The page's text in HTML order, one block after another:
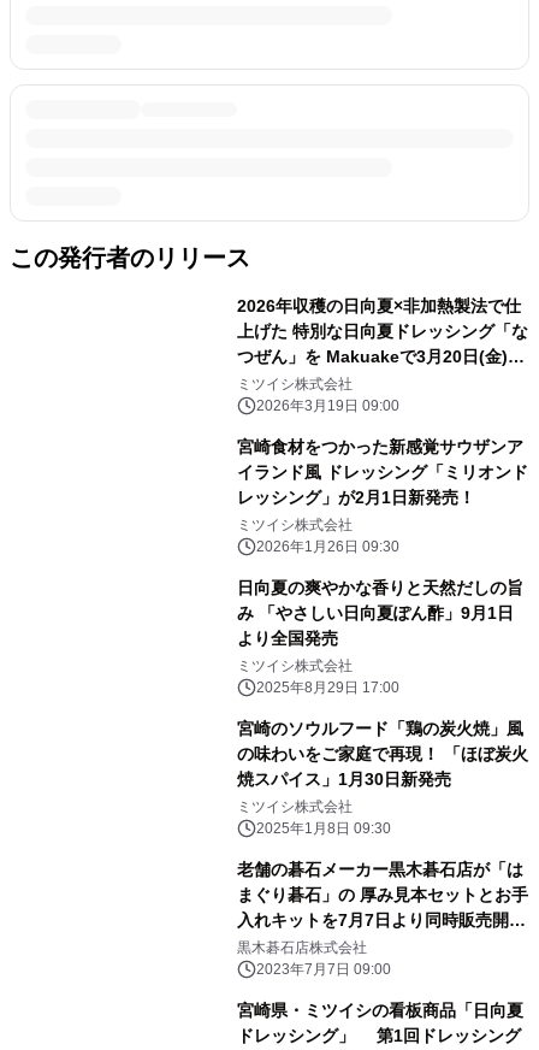
この発行者のリリース
2026年収穫の日向夏×非加熱製法で仕
上げた 特別な日向夏ドレッシング「な
つぜん」を Makuakeで3月20日(金)か
ら先行販売開始
ミツイシ株式会社
2026年3月19日 09:00
宮崎食材をつかった新感覚サウザンア
イランド風 ドレッシング「ミリオンド
レッシング」が2月1日新発売！
ミツイシ株式会社
2026年1月26日 09:30
日向夏の爽やかな香りと天然だしの旨
み 「やさしい日向夏ぽん酢」9月1日
より全国発売
ミツイシ株式会社
2025年8月29日 17:00
宮崎のソウルフード「鶏の炭火焼」風
の味わいをご家庭で再現！ 「ほぼ炭火
焼スパイス」1月30日新発売
ミツイシ株式会社
2025年1月8日 09:30
老舗の碁石メーカー黒木碁石店が「は
まぐり碁石」の 厚み見本セットとお手
入れキットを7月7日より同時販売開
始！
黒木碁石店株式会社
2023年7月7日 09:00
宮崎県・ミツイシの看板商品「日向夏
ドレッシング」 第1回ドレッシング